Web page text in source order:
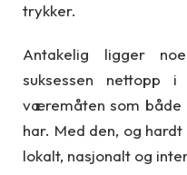
trykker.
Antakelig ligger
suksessen nettopp
væremåten som både
har. Med den, og
lokalt, nasjonalt og